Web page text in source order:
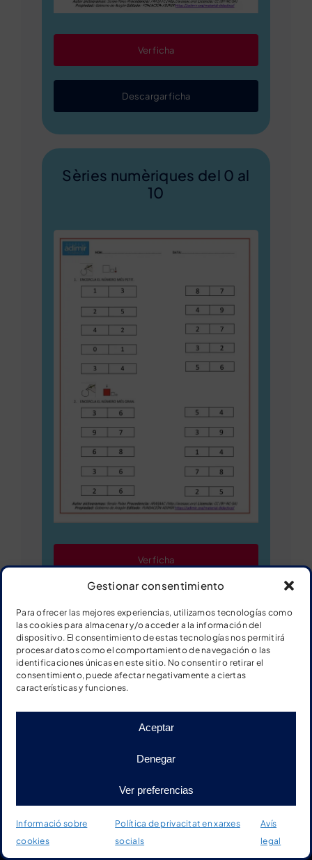
Gestionar consentimiento
Para ofrecer las mejores experiencias, utilizamos tecnologías como
las cookies para almacenar y/o acceder a la información del
dispositivo. El consentimiento de estas tecnologías nos permitirá
procesar datos como el comportamiento de navegación o las
identificaciones únicas en este sitio. No consentir o retirar el
consentimiento, puede afectar negativamente a ciertas
características y funciones.
Aceptar
Denegar
Ver preferencias
Informació sobre
cookies
Política de privacitat en xarxes
socials
Avís
legal
Ver ficha
Descargar ficha
Sèries numèriques del 0 al
10
Ver ficha
Sèries numèriques del 10 al